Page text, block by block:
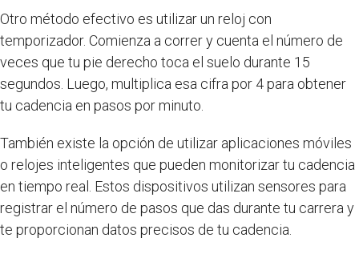
Otro método efectivo es utilizar un reloj con
temporizador. Comienza a correr y cuenta el número de
veces que tu pie derecho toca el suelo durante 15
segundos. Luego, multiplica esa cifra por 4 para obtener
tu cadencia en pasos por minuto.
También existe la opción de utilizar aplicaciones móviles
o relojes inteligentes que pueden monitorizar tu cadencia
en tiempo real. Estos dispositivos utilizan sensores para
registrar el número de pasos que das durante tu carrera y
te proporcionan datos precisos de tu cadencia.